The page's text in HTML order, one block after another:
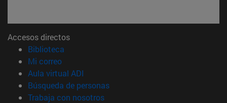
Accesos directos
Biblioteca
Mi correo(abre en nueva ventana)
Aula virtual ADI
Búsqueda de personas(abre en nueva ventana)
Trabaja con nosotros(abre en nueva ventana)